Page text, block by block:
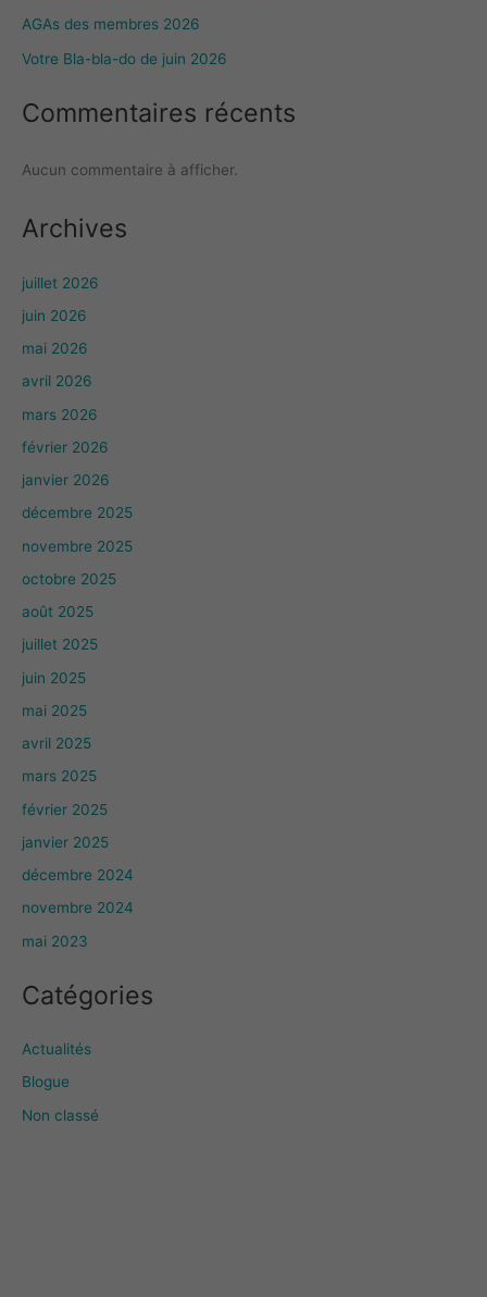
AGAs des membres 2026
Votre Bla-bla-do de juin 2026
Commentaires récents
Aucun commentaire à afficher.
Archives
juillet 2026
juin 2026
mai 2026
avril 2026
mars 2026
février 2026
janvier 2026
décembre 2025
novembre 2025
octobre 2025
août 2025
juillet 2025
juin 2025
mai 2025
avril 2025
mars 2025
février 2025
janvier 2025
décembre 2024
novembre 2024
mai 2023
Catégories
Actualités
Blogue
Non classé